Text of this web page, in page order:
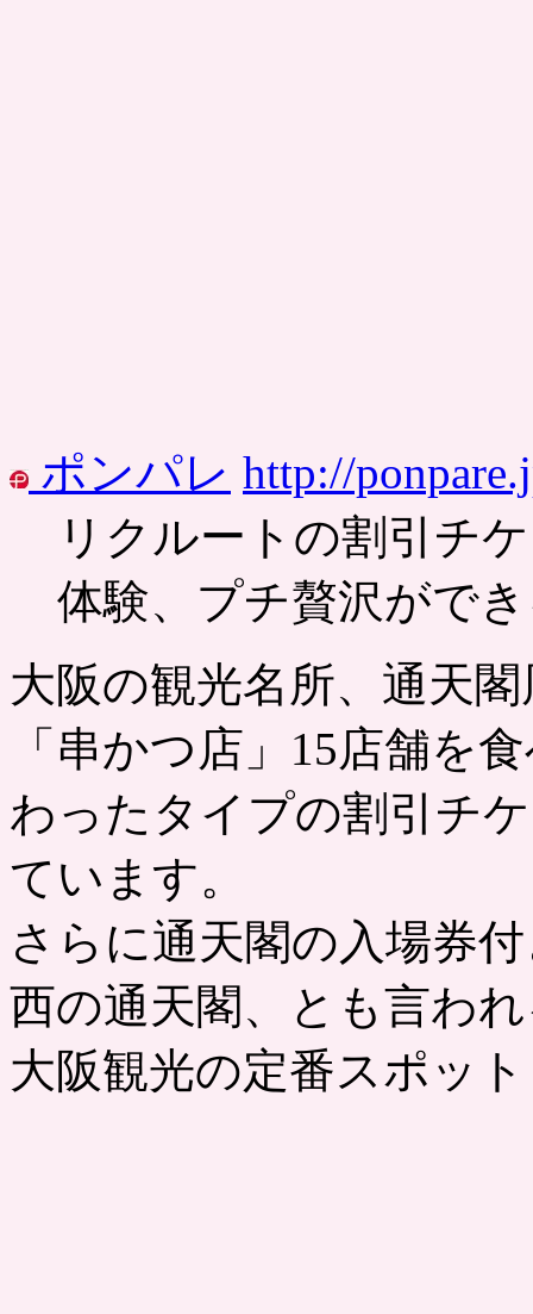
ポンパレ http://
リクルートの割引チ
体験、プチ贅沢がで
大阪の観光名所、通天
「串かつ店」15店舗を
わったタイプの割引チ
ています。
さらに通天閣の入場券
西の通天閣、とも言わ
大阪観光の定番スポッ